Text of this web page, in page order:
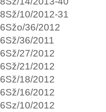
8Sž/10/2012-31
6Sžo/36/2012
6Sž/36/2011
6Sž/27/2012
6Sž/21/2012
6Sž/18/2012
6Sž/16/2012
6Sz/10/2012